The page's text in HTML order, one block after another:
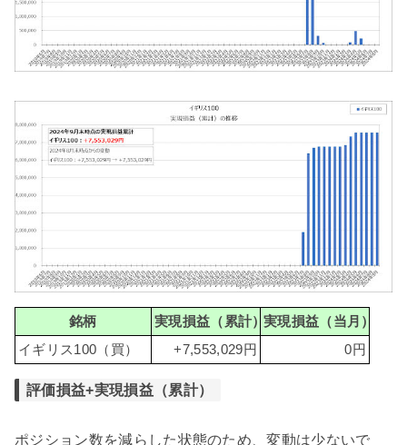
銘柄 実現損益（累計）実現損益（当月）
イギリス100（買）
+7,553,029円 0円
評価損益+実現損益（累計）
ポジション数を減らした状態のため、変動は少ないで